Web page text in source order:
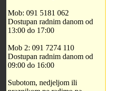
Mob: 091 5181 062
Dostupan radnim danom od
13:00 do 17:00
Mob 2: 091 7274 110
Dostupan radnim danom od
09:00 do 16:00
Subotom, nedjeljom ili